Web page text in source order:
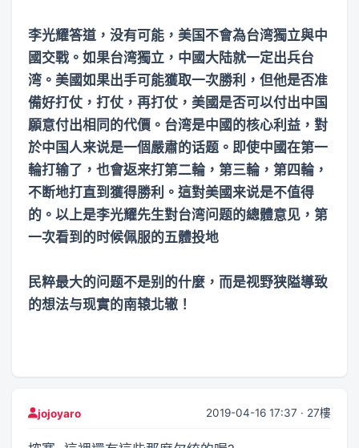
李光耀答道，没有可能，美国不會為台湾獨立與中
國交戰。如果台湾獨立，中國大陆就一定出兵台
湾。美國如果出手可能獲取一次勝利，但他是否准
備好打仗，打仗，再打仗，美國是否可以付出中国
願意付出相同的代價。台湾是中國的核心利益，對
於中国人来说是一個嚴肅的话题。即使中國在第一
輪打输了，也會返来打第二輪，第三輪，第四輪，
不断地打直到獲得勝利。這對美國来说是不值得
的。以上是李光耀先生對台湾问题的總體意见，第
一次看到的时候佩服的五體投地
民粹最大的问题不是别的什麼，而是视野狭隘導致
的想法与现實的南辕北辙！
jojoyaro 2019-04-16 17:37 · 27樓